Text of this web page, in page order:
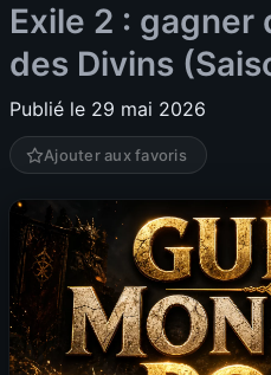
Exile 2 : gagner
des Divins
Publié le 29 mai 2026
Ajouter aux favoris